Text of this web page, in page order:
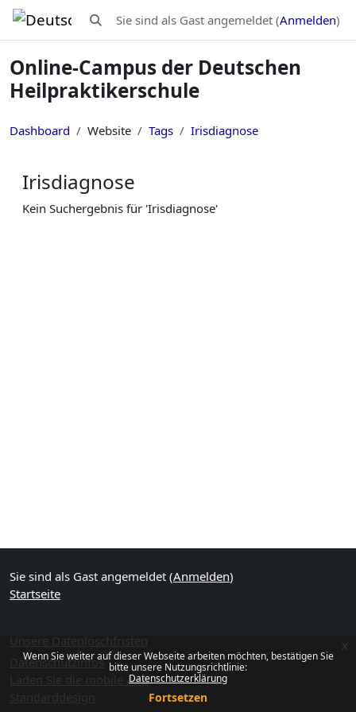
Zum Hauptinhalt
Wenn Sie weiter auf dieser Webseite arbeiten möchten, bestätigen Sie
bitte unsere Nutzungsrichtlinie:
Datenschutzerklärung
Fortsetzen
x
Sucheingabe umschalten
Sie sind als Gast angemeldet (Anmelden)
Online-Campus der Deutschen
Heilpraktikerschule
Dashboard Website Tags Irisdiagnose
Irisdiagnose
Kein Suchergebnis für 'Irisdiagnose'
Sie sind als Gast angemeldet (Anmelden)
Startseite
Datenschutzinfos
Laden Sie die mobile App